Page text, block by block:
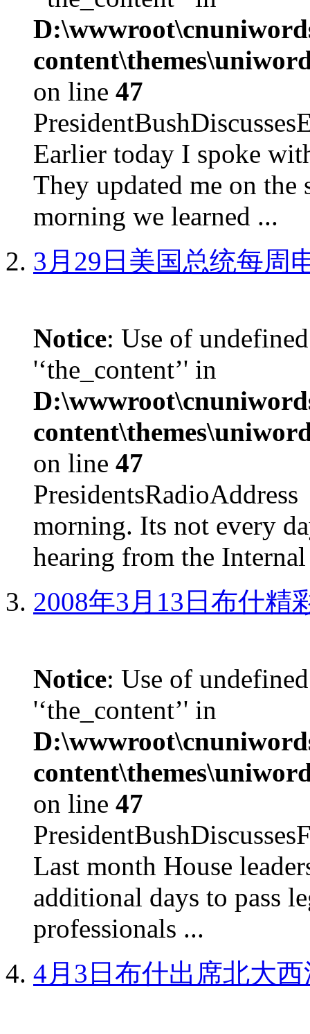
on line 47
Earlier today I spoke
They updated me on the
morning we learned ...
3月29日美国总统每周
Notice: Use of
'‘the_content’' in
on line 47
morning. Its not every
hearing from the
2008年3月13日布什精
Notice: Use of
'‘the_content’' in
on line 47
Last month House
additional days to pass
professionals ...
4月3日布什出席北大